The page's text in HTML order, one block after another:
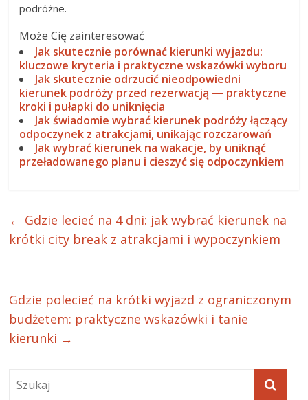
podróżne.
Może Cię zainteresować
Jak skutecznie porównać kierunki wyjazdu:
kluczowe kryteria i praktyczne wskazówki wyboru
Jak skutecznie odrzucić nieodpowiedni
kierunek podróży przed rezerwacją — praktyczne
kroki i pułapki do uniknięcia
Jak świadomie wybrać kierunek podróży łączący
odpoczynek z atrakcjami, unikając rozczarowań
Jak wybrać kierunek na wakacje, by uniknąć
przeładowanego planu i cieszyć się odpoczynkiem
← Gdzie lecieć na 4 dni: jak wybrać kierunek na
krótki city break z atrakcjami i wypoczynkiem
Gdzie polecieć na krótki wyjazd z ograniczonym
budżetem: praktyczne wskazówki i tanie
kierunki →